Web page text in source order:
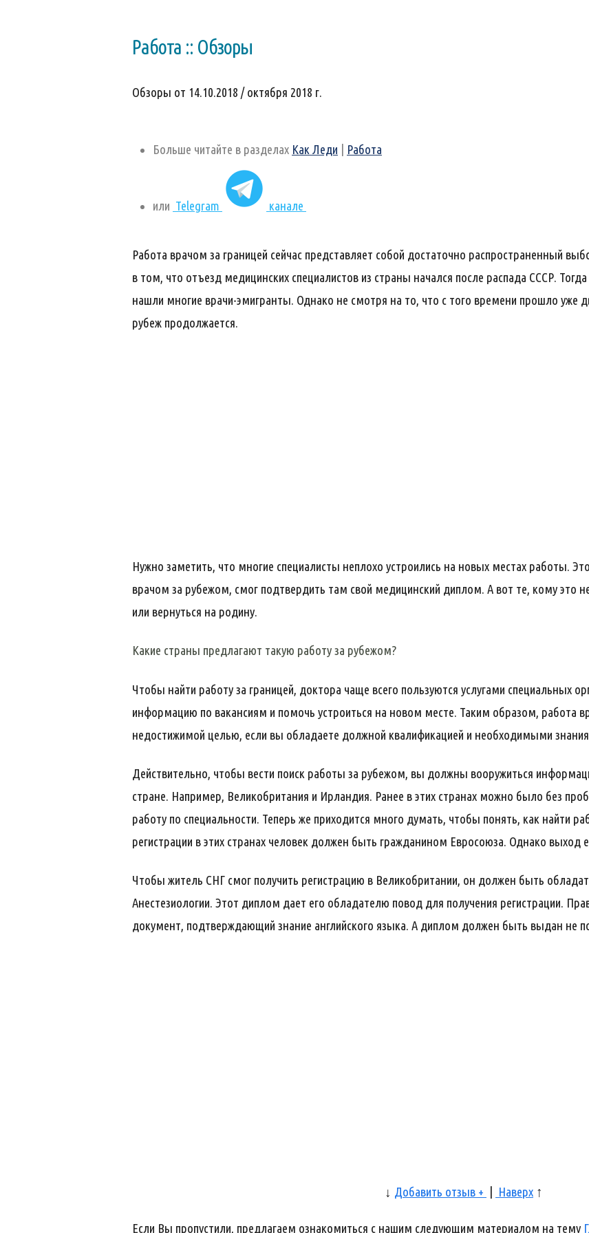
Работа :: Обзоры
Обзоры от 14.10.2018 / октября 2018 г.
Больше читайте в разделах Как Леди Работа
или Telegram канале
Работа врачом за границей сейчас представляет собой достаточно распространенный
в том, что отъезд медицинских специалистов из страны начался после распада СССР.
нашли многие врачи-эмигранты. Однако не смотря на то, что с того времени прошло уже
рубеж продолжается.
Нужно заметить, что многие специалисты неплохо устроились на новых местах работы.
врачом за рубежом, смог подтвердить там свой медицинский диплом. А вот те, кому это
или вернуться на родину.
Какие страны предлагают такую работу за рубежом?
Чтобы найти работу за границей, доктора чаще всего пользуются услугами специальных
информацию по вакансиям и помочь устроиться на новом месте. Таким образом, работа
недостижимой целью, если вы обладаете должной квалификацией и необходимыми
Действительно, чтобы вести поиск работы за рубежом, вы должны вооружиться
стране. Например, Великобритания и Ирландия. Ранее в этих странах можно было без
работу по специальности. Теперь же приходится много думать, чтобы понять, как найти
регистрации в этих странах человек должен быть гражданином Евросоюза. Однако выход
Чтобы житель СНГ смог получить регистрацию в Великобритании, он должен быть
Анестезиологии. Этот диплом дает его обладателю повод для получения регистрации.
документ, подтверждающий знание английского языка. А диплом должен быть выдан не
↓ Добавить отзыв + Наверх ↑
Если Вы пропустили, предлагаем ознакомиться с нашим следующим материалом на тему